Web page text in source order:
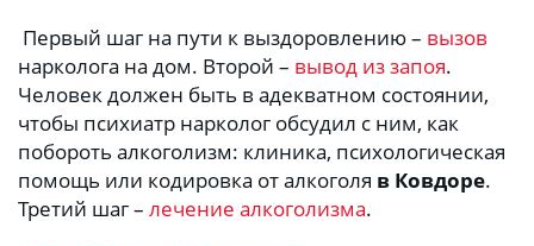
Первый шаг на пути к выздоровлению – вызов
нарколога на дом. Второй – вывод из запоя.
Человек должен быть в адекватном состоянии,
чтобы психиатр нарколог обсудил с ним, как
побороть алкоголизм: клиника, психологическая
помощь или кодировка от алкоголя в Ковдоре.
Третий шаг – лечение алкоголизма.